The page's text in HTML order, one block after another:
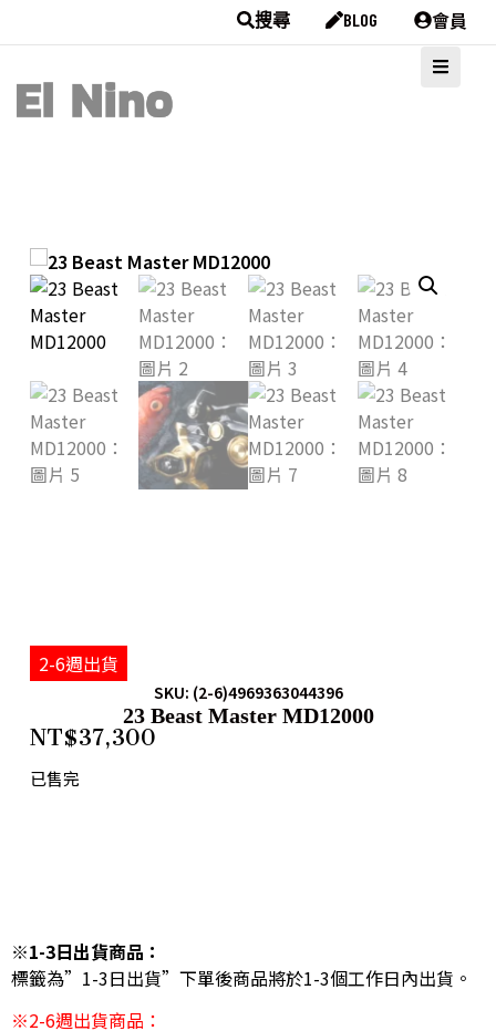
搜尋 BLOG 會員
2-6週出貨
SKU: (2-6)4969363044396
23 Beast Master MD12000
NT$37,300
已售完
※1-3日出貨商品：
標籤為”1-3日出貨”下單後商品將於1-3個工作日內出貨。
※2-6週出貨商品：